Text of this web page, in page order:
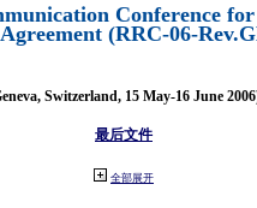
Conference
(RRC-06-
Switzerland, 15 May-16 June
最后文件
全部展开